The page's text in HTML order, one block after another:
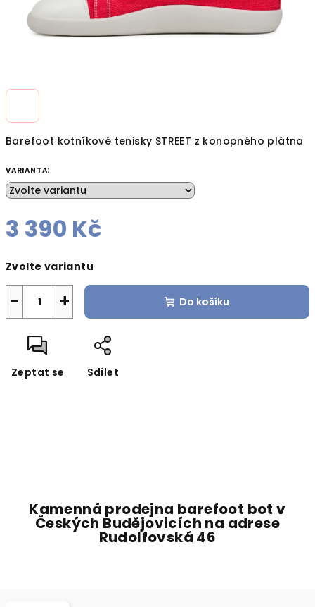
Barefoot kotníkové tenisky STREET z konopného plátna
VARIANTA:
3 390 Kč
cena:
Zvolte variantu
+
− Do košíku
Zeptat se Sdílet
Kamenná prodejna barefoot bot v
Českých Budějovicích na adrese
Rudolfovská 46